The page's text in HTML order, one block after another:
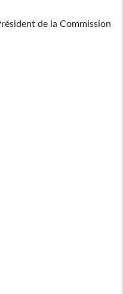
de la Commission